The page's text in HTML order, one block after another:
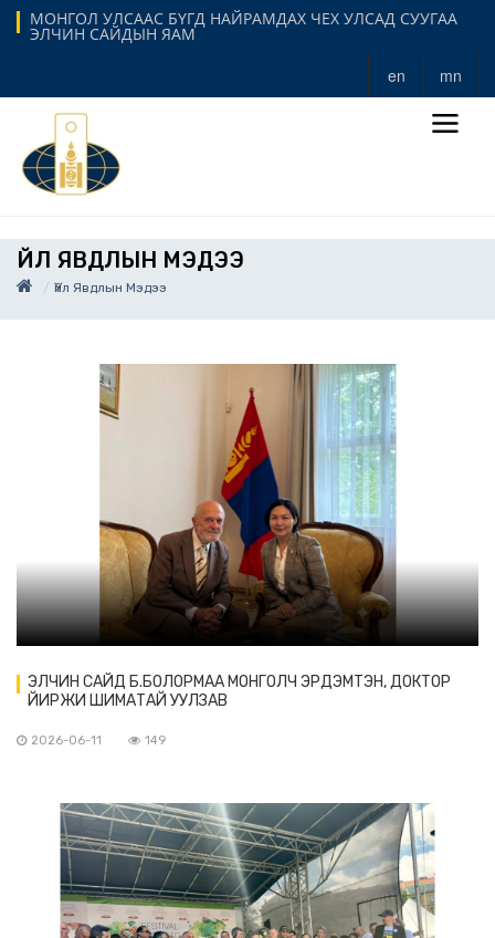
МОНГОЛ УЛСААС БҮГД НАЙРАМДАХ ЧЕХ УЛСАД СУУГАА
ЭЛЧИН САЙДЫН ЯАМ
en mn
ҮЙЛ ЯВДЛЫН МЭДЭЭ
Үйл Явдлын Мэдээ
ЭЛЧИН САЙД Б.БОЛОРМАА МОНГОЛЧ ЭРДЭМТЭН, ДОКТОР
ЙИРЖИ ШИМАТАЙ УУЛЗАВ
2026-06-11 149